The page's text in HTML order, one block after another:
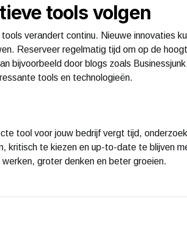
tools volgen
verandert continu. Nieuwe innovaties
Reserveer regelmatig tijd om op de
bijvoorbeeld door blogs zoals
tools en technologieën.
tool voor jouw bedrijf vergt tijd,
kritisch te kiezen en up-to-date te blijven
groter denken en beter groeien.